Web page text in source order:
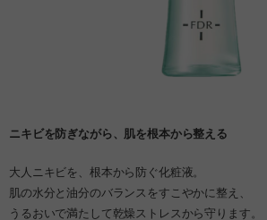
ニキビを防ぎながら、肌を根本から整える
大人ニキビを、根本から防ぐ化粧液。
肌の水分と油分のバランスをすこやかに整え、
うるおいで満たして乾燥ストレスから守ります。